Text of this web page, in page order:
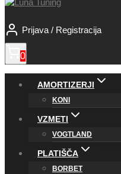
Prijava / Registracija
0
AMORTIZERJI
KONI
VZMETI
VOGTLAND
PLATIŠČA
BORBET